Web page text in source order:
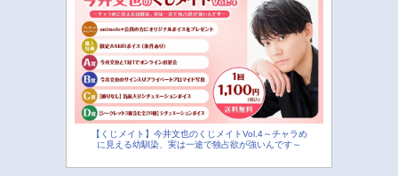
【くじメイト】今井文也のくじメイトVol.4～チャラめ
に見える幼馴染、実は一途で独占欲が強いんです～